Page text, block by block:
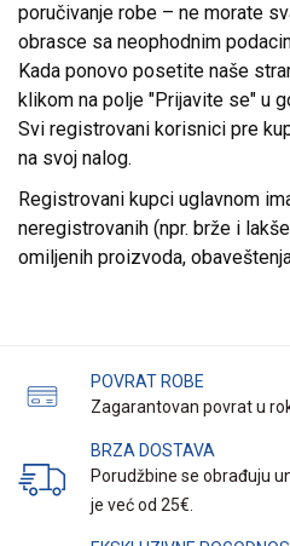
poručivanje robe – ne morate
obrasce sa neophodnim
Kada ponovo posetite naše
klikom na polje "Prijavite se" u
Svi registrovani korisnici pre
na svoj nalog.
Registrovani kupci uglavnom
neregistrovanih (npr. brže i
omiljenih proizvoda,
POVRAT ROBE
Zagarantovan povrat u
BRZA DOSTAVA
Porudžbine se obrađuju
je već od 25€.